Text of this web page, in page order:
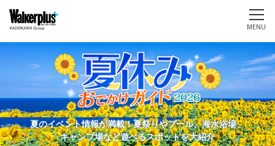
MENU
夏のイベント情報が満載！夏祭りやプール、海水浴場、
キャンプ場など遊べるスポットを大紹介